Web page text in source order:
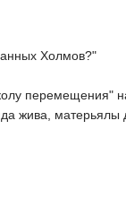
Холмов?"
перемещения"
жива, матерьялы